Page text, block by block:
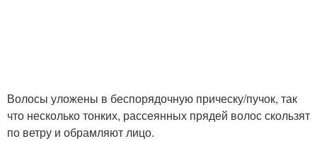
Волосы уложены в беспорядочную прическу/пучок, так
что несколько тонких, рассеянных прядей волос скользят
по ветру и обрамляют лицо.